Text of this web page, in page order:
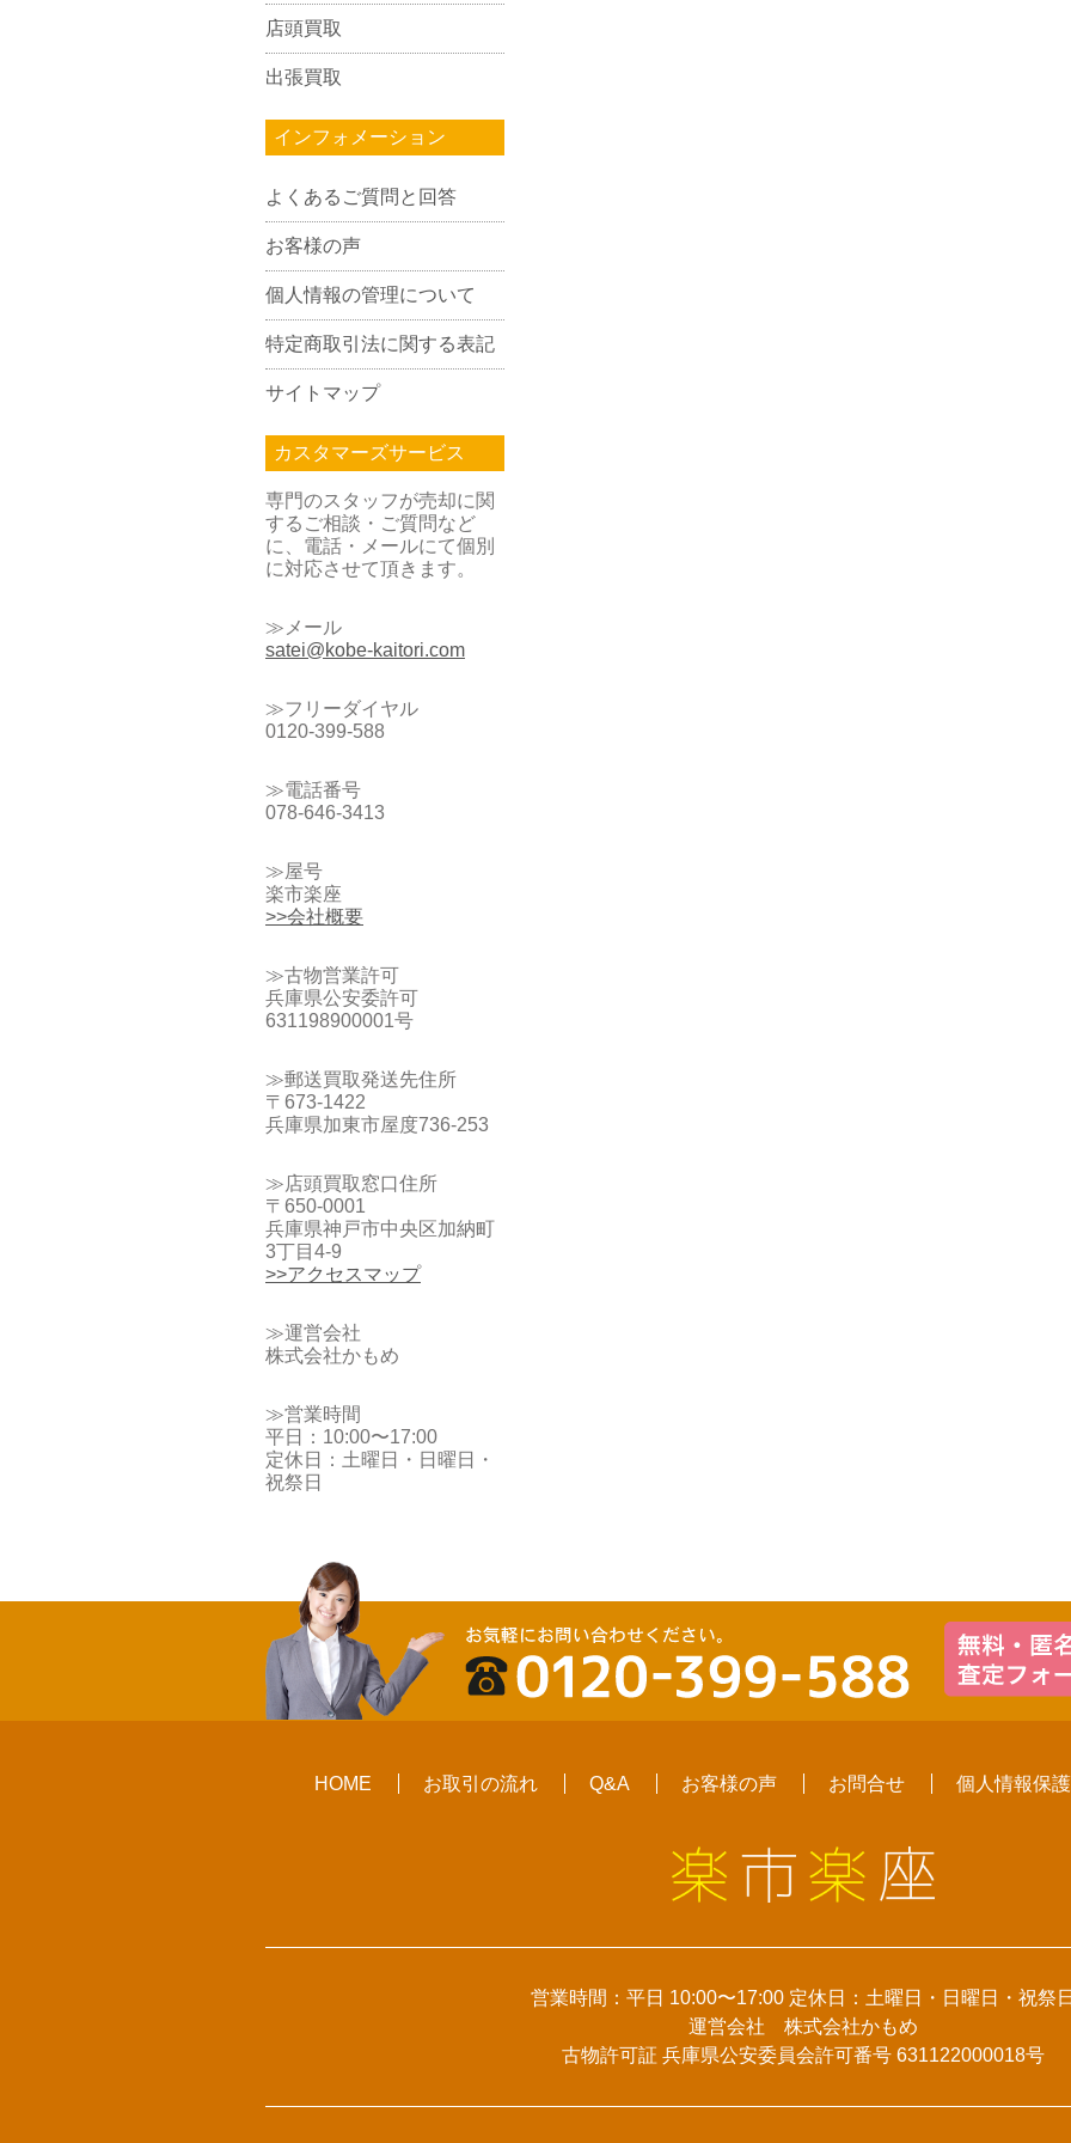
店頭買取
出張買取
インフォメーション
よくあるご質問と回答
お客様の声
個人情報の管理について
特定商取引法に関する表記
サイトマップ
カスタマーズサービス
専門のスタッフが売却に関
するご相談・ご質問など
に、電話・メールにて個別
に対応させて頂きます。
≫メール
satei@kobe-kaitori.com
≫フリーダイヤル
0120-399-588
≫電話番号
078-646-3413
≫屋号
楽市楽座
>>会社概要
≫古物営業許可
兵庫県公安委許可
631198900001号
≫郵送買取発送先住所
〒673-1422
兵庫県加東市屋度736-253
≫店頭買取窓口住所
〒650-0001
兵庫県神戸市中央区加納町
3丁目4-9
>>アクセスマップ
≫運営会社
株式会社かもめ
≫営業時間
平日：10:00〜17:00
定休日：土曜日・日曜日・
祝祭日
HOME お取引の流れ Q&A お客様の声 お問合せ 個人情報保
営業時間：平日 10:00〜17:00 定休日：土曜日・日曜日・祝祭日
運営会社 株式会社かもめ
古物許可証 兵庫県公安委員会許可番号 631122000018号